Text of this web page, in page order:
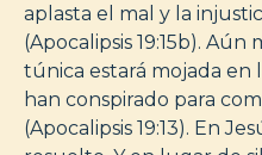
aplasta el mal y la
(Apocalipsis 19:15b).
túnica estará mojada en
han conspirado para
(Apocalipsis 19:13). En